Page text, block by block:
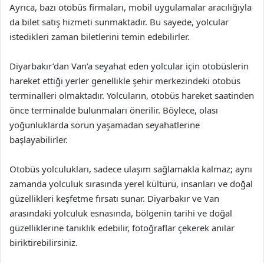
Ayrıca, bazı otobüs firmaları, mobil uygulamalar aracılığıyla
da bilet satış hizmeti sunmaktadır. Bu sayede, yolcular
istedikleri zaman biletlerini temin edebilirler.
Diyarbakır’dan Van’a seyahat eden yolcular için otobüslerin
hareket ettiği yerler genellikle şehir merkezindeki otobüs
terminalleri olmaktadır. Yolcuların, otobüs hareket saatinden
önce terminalde bulunmaları önerilir. Böylece, olası
yoğunluklarda sorun yaşamadan seyahatlerine
başlayabilirler.
Otobüs yolculukları, sadece ulaşım sağlamakla kalmaz; aynı
zamanda yolculuk sırasında yerel kültürü, insanları ve doğal
güzellikleri keşfetme fırsatı sunar. Diyarbakır ve Van
arasındaki yolculuk esnasında, bölgenin tarihi ve doğal
güzelliklerine tanıklık edebilir, fotoğraflar çekerek anılar
biriktirebilirsiniz.